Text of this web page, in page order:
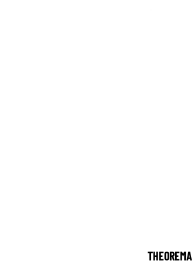
THEOREMA